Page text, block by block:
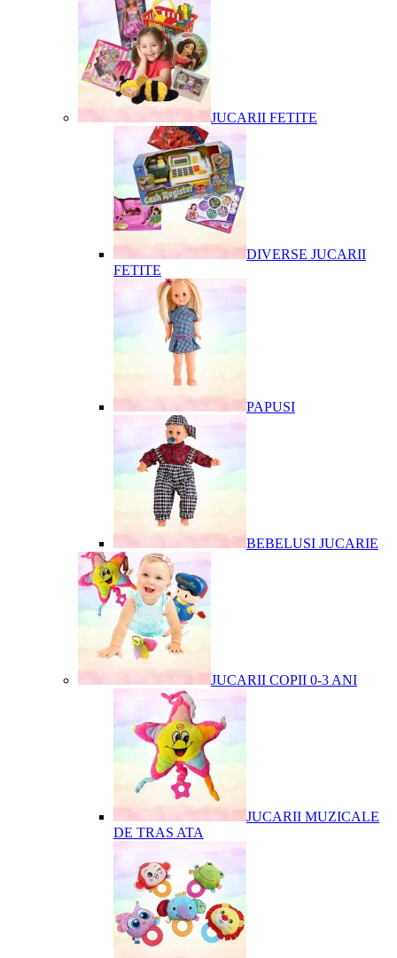
JUCARII FETITE
DIVERSE JUCARII
FETITE
PAPUSI
BEBELUSI JUCARIE
JUCARII COPII 0-3 ANI
JUCARII MUZICALE
DE TRAS ATA